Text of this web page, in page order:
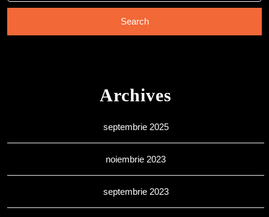
Archives
septembrie 2025
noiembrie 2023
septembrie 2023